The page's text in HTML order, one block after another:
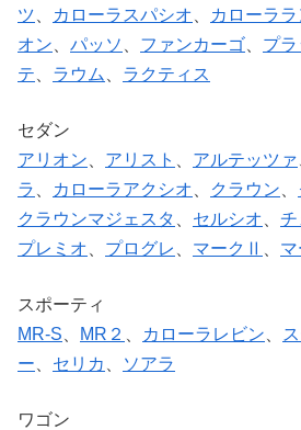
ツ
カローラスパシオ カローラ
オン
パッソ ファンカーゴ プ
テ
ラウム ラクティス
セダン
アリオン
アリスト アルテッツァ
ラ
カローラアクシオ クラウン
クラウンマジェスタ
セルシオ チ
プレミオ
プログレ マークⅡ
スポーティ
MR-S
MR２ カローラレビン
ー
セリカ ソアラ
ワゴン